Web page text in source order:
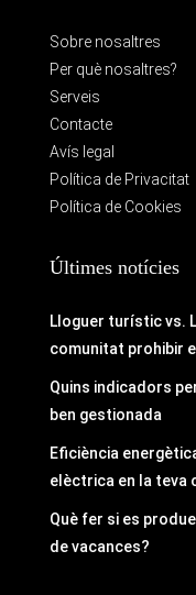
Sobre nosaltres
Per què nosaltres?
Serveis
Contacte
Avís legal
Política de Privacitat
Política de Cookies
Últimes notícies
Lloguer turístic vs.
comunitat prohibir
Quins indicadors
ben gestionada
Eficiència
elèctrica en la teva
Què fer si es
de vacances?